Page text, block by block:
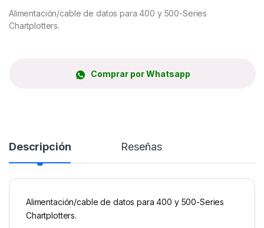
Alimentación/cable de datos para 400 y 500-Series
Chartplotters.
Comprar por Whatsapp
Descripción Reseñas
Alimentación/cable de datos para 400 y 500-Series
Chartplotters.